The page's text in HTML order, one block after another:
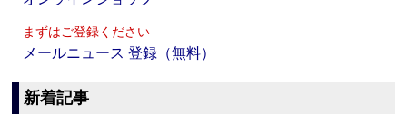
まずはご登録ください
メールニュース 登録（無料）
新着記事